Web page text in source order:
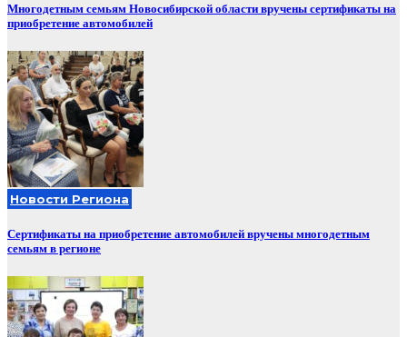
Многодетным семьям Новосибирской области вручены сертификаты на
приобретение автомобилей
Новости Региона
Сертификаты на приобретение автомобилей вручены многодетным
семьям в регионе